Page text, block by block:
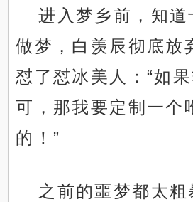
进入梦乡前，知道
做梦，白羡辰彻底放
怼了怼冰美人：“如
可，那我要定制一个
的！”
之前的噩梦都太粗